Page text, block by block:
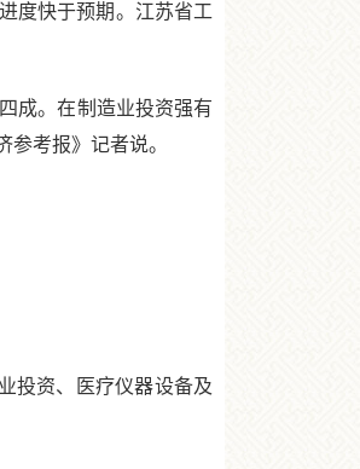
度快于预期。江苏省工
成。在制造业投资强有
考报》记者说。
投资、医疗仪器设备及